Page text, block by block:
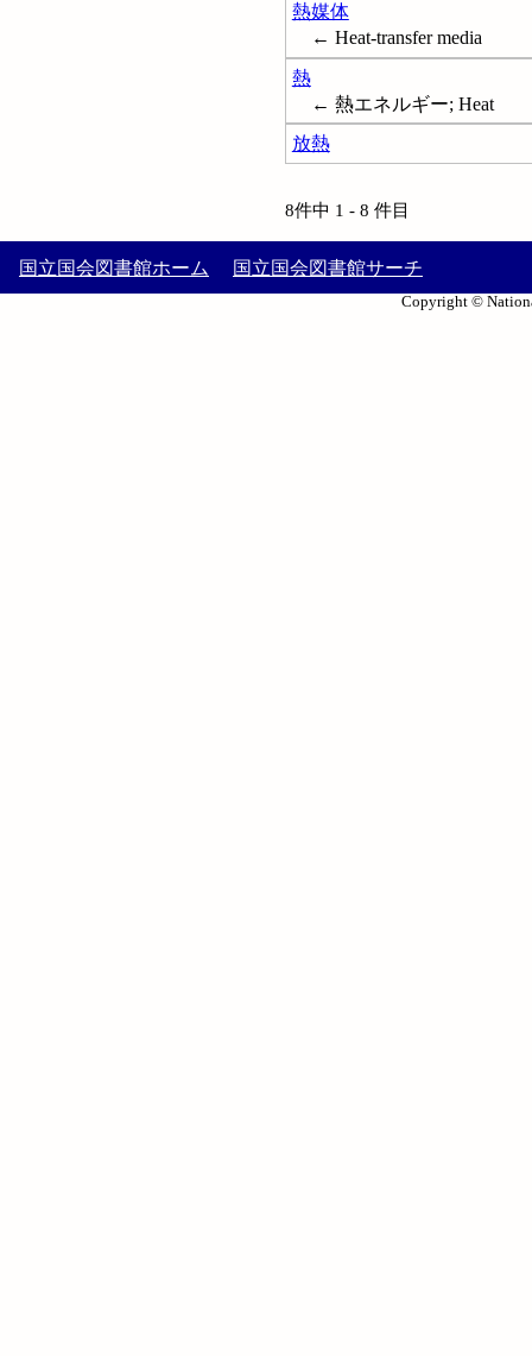
熱媒体
← Heat-transfer media
熱
← 熱エネルギー; Heat
放熱
8件中 1 - 8 件目
国立国会図書館ホーム 国立国会図書館サーチ
Copyright ©